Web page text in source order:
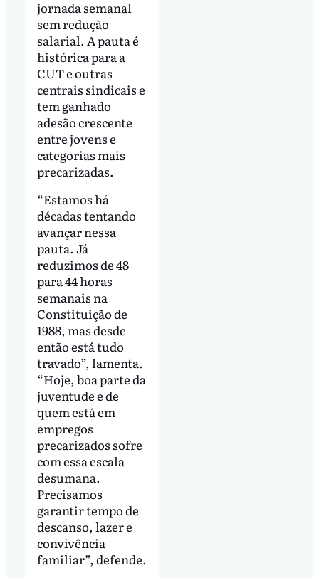
jornada semanal
sem redução
salarial. A pauta é
histórica para a
CUT e outras
centrais sindicais e
tem ganhado
adesão crescente
entre jovens e
categorias mais
precarizadas.
“Estamos há
décadas tentando
avançar nessa
pauta. Já
reduzimos de 48
para 44 horas
semanais na
Constituição de
1988, mas desde
então está tudo
travado”, lamenta.
“Hoje, boa parte da
juventude e de
quem está em
empregos
precarizados sofre
com essa escala
desumana.
Precisamos
garantir tempo de
descanso, lazer e
convivência
familiar”, defende.